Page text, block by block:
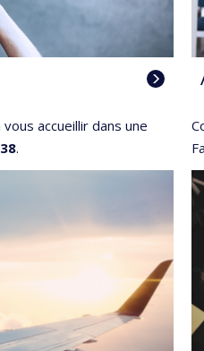
accueillir dans une
.